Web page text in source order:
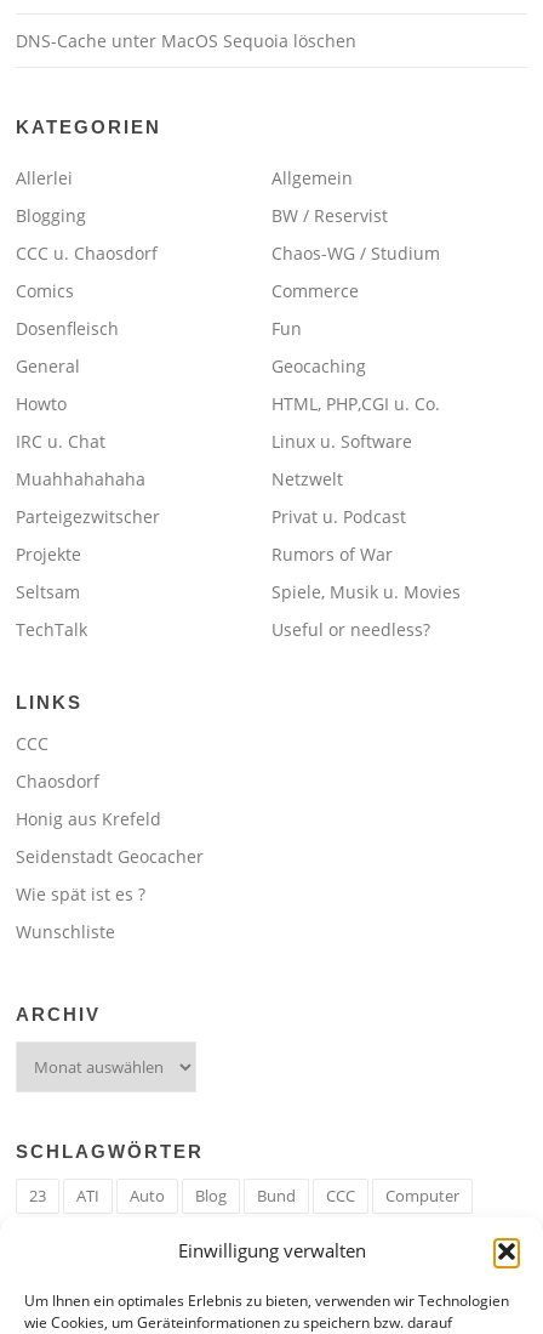
Einwilligung verwalten
Um Ihnen ein optimales Erlebnis zu bieten, verwenden wir Technologien
wie Cookies, um Geräteinformationen zu speichern bzw. darauf
DNS-Cache unter MacOS Sequoia löschen
KATEGORIEN
Allerlei
Allgemein
Blogging
BW / Reservist
CCC u. Chaosdorf
Chaos-WG / Studium
Comics
Commerce
Dosenfleisch
Fun
General
Geocaching
Howto
HTML, PHP,CGI u. Co.
IRC u. Chat
Linux u. Software
Muahhahahaha
Netzwelt
Parteigezwitscher
Privat u. Podcast
Projekte
Rumors of War
Seltsam
Spiele, Musik u. Movies
TechTalk
Useful or needless?
LINKS
CCC
Chaosdorf
Honig aus Krefeld
Seidenstadt Geocacher
Wie spät ist es ?
Wunschliste
ARCHIV
SCHLAGWÖRTER
23 ATI Auto Blog Bund CCC
Computer
Erwerbsregeln
Google
Hack Hand HE ICE IE Internet